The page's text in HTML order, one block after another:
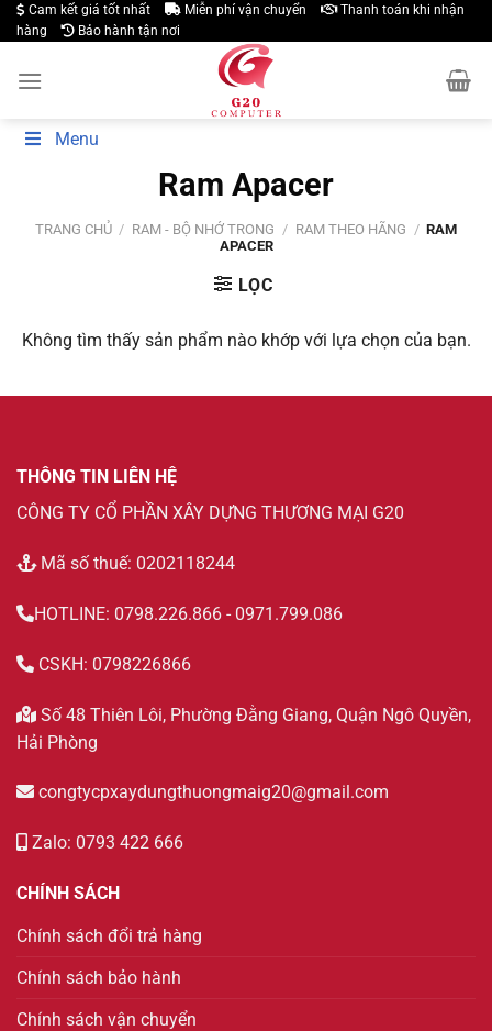
Skip
to
Cam kết giá tốt nhất Miễn phí vận chuyển
Thanh toán khi nhận
hàng
Bảo hành tận nơi
Menu
Ram Apacer
TRANG CHỦ / RAM - BỘ NHỚ TRONG / RAM THEO HÃNG / RAM
APACER
LỌC
Không tìm thấy sản phẩm nào khớp với lựa chọn của bạn.
THÔNG TIN LIÊN HỆ
CÔNG TY CỔ PHẦN XÂY DỰNG THƯƠNG MẠI G20
Mã số thuế: 0202118244
HOTLINE: 0798.226.866 - 0971.799.086
CSKH: 0798226866
Số 48 Thiên Lôi, Phường Đằng Giang, Quận Ngô Quyền,
Hải Phòng
congtycpxaydungthuongmaig20@gmail.com
Zalo: 0793 422 666
CHÍNH SÁCH
Chính sách đổi trả hàng
Chính sách bảo hành
Chính sách vận chuyển